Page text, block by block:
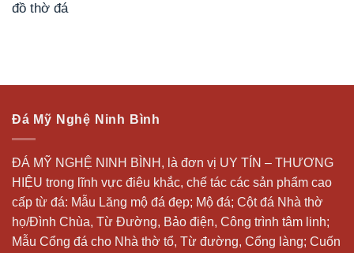
đồ thờ đá
Đá Mỹ Nghệ Ninh Bình
ĐÁ MỸ NGHỆ NINH BÌNH, là đơn vị UY TÍN – THƯƠNG
HIỆU trong lĩnh vực điêu khắc, chế tác các sản phẩm cao
cấp từ đá: Mẫu Lăng mộ đá đẹp; Mộ đá; Cột đá Nhà thờ
họ/Đình Chùa, Từ Đường, Bảo điện, Công trình tâm linh;
Mẫu Cổng đá cho Nhà thờ tổ, Từ đường, Cổng làng; Cuốn